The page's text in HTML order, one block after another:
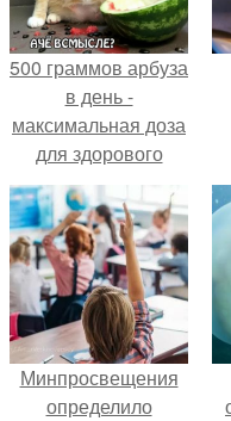
500 граммов арбуза
в день -
максимальная доза
для здорового
взрослого,
предупредили
врачи.
Минпросвещения
определило